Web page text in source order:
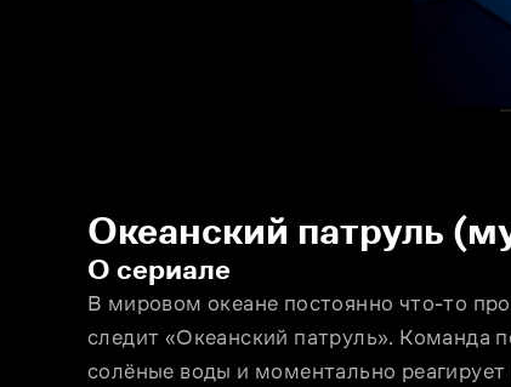
Океанский патруль
О сериале
В мировом океане постоянно что-то
следит «Океанский патруль». Команда
солёные воды и моментально